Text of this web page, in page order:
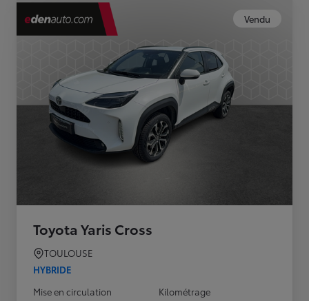
Vendu
Toyota Yaris Cross
TOULOUSE
HYBRIDE
Mise en circulation
Kilométrage